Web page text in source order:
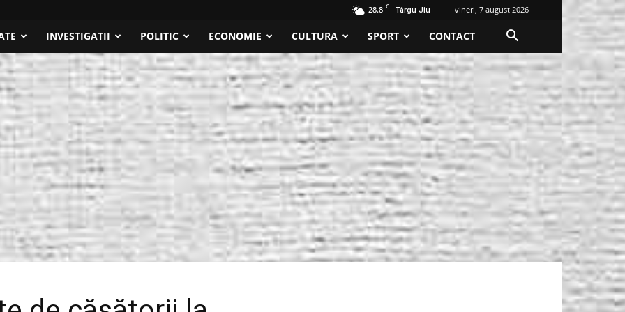
28.8 C Târgu Jiu vineri, 7 august 2026
INVESTIGATII POLITIC ECONOMIE CULTURA SPORT CONTACT